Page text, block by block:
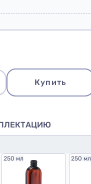
Купить
250 мл 250 мл